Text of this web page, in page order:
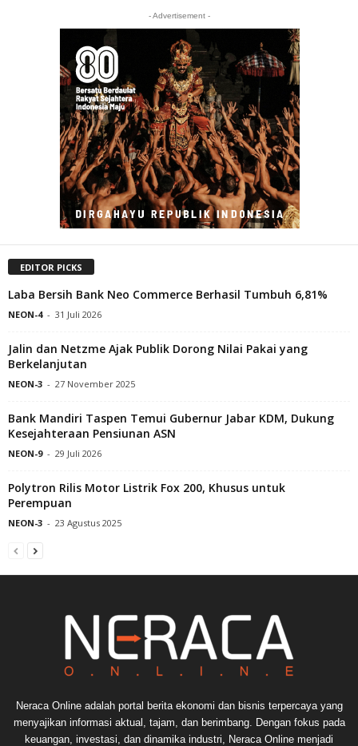
- Advertisement -
EDITOR PICKS
Laba Bersih Bank Neo Commerce Berhasil Tumbuh 6,81%
NEON-4 - 31 Juli 2026
Jalin dan Netzme Ajak Publik Dorong Nilai Pakai yang
Berkelanjutan
NEON-3 - 27 November 2025
Bank Mandiri Taspen Temui Gubernur Jabar KDM, Dukung
Kesejahteraan Pensiunan ASN
NEON-9 - 29 Juli 2026
Polytron Rilis Motor Listrik Fox 200, Khusus untuk
Perempuan
NEON-3 - 23 Agustus 2025
Neraca Online adalah portal berita ekonomi dan bisnis terpercaya yang
menyajikan informasi aktual, tajam, dan berimbang. Dengan fokus pada
keuangan, investasi, dan dinamika industri, Neraca Online menjadi